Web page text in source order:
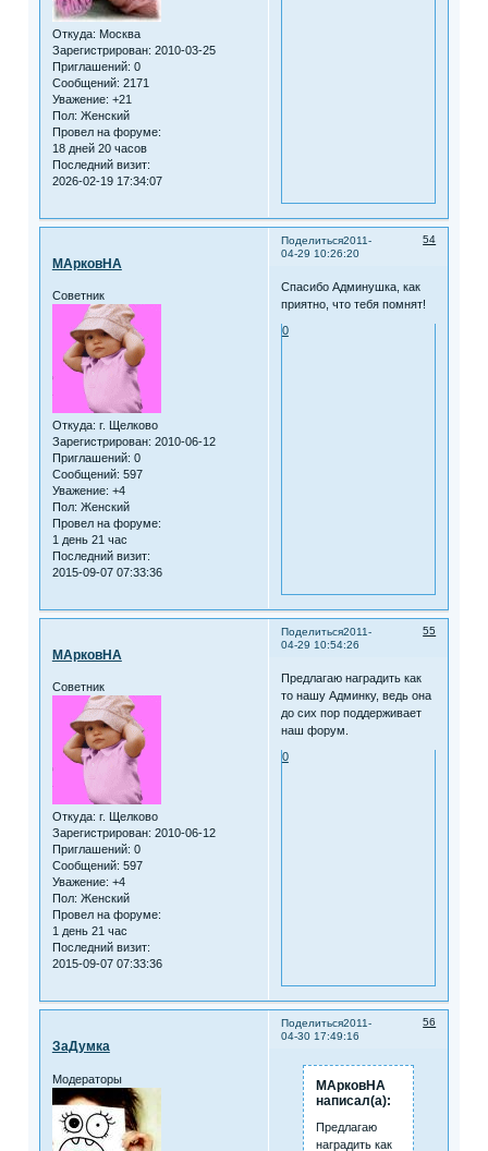
Откуда: Москва
Зарегистрирован: 2010-03-25
Приглашений: 0
Сообщений: 2171
Уважение: +21
Пол: Женский
Провел на форуме:
18 дней 20 часов
Последний визит:
2026-02-19 17:34:07
Поделиться 54
2011-
04-29 10:26:20
МАрковНА
Советник
Откуда: г. Щелково
Зарегистрирован: 2010-06-12
Приглашений: 0
Сообщений: 597
Уважение: +4
Пол: Женский
Провел на форуме:
1 день 21 час
Последний визит:
2015-09-07 07:33:36
Спасибо Админушка, как
приятно, что тебя помнят!
0
Поделиться 55
2011-
04-29 10:54:26
МАрковНА
Советник
Откуда: г. Щелково
Зарегистрирован: 2010-06-12
Приглашений: 0
Сообщений: 597
Уважение: +4
Пол: Женский
Провел на форуме:
1 день 21 час
Последний визит:
2015-09-07 07:33:36
Предлагаю наградить как
то нашу Админку, ведь она
до сих пор поддерживает
наш форум.
0
Поделиться 56
2011-
04-30 17:49:16
ЗаДумка
Модераторы
МАрковНА
написал(а):
Предлагаю
наградить как